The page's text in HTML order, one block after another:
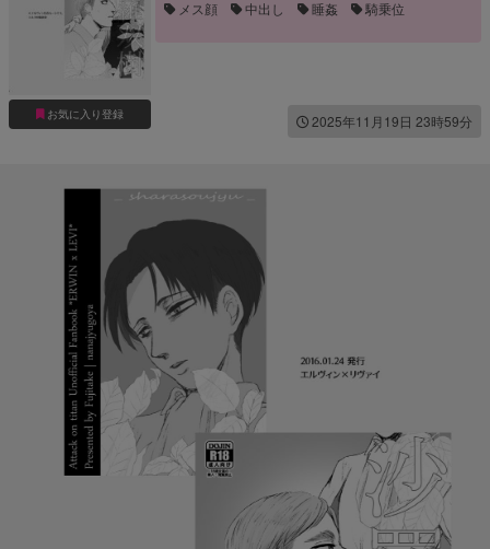
お気に入り登録
メス顔
中出し 睡姦 騎乗位
2025年11月19日 23時59分